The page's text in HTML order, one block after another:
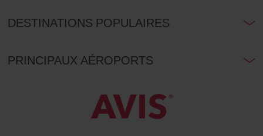
DESTINATIONS POPULAIRES
PRINCIPAUX AÉROPORTS